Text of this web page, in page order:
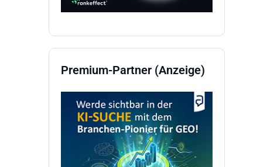
Premium-Partner (Anzeige)